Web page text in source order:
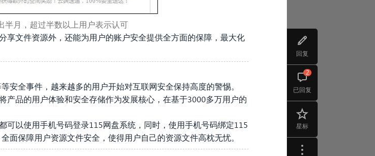
回复
已回复
2
星标
半月，超过半数以上用户表示认可
享文件资源外，还能为用户的账户安全提供全方面的保障，最大化
安全事件，越来越多的用户开始对互联网安全保持高度的警惕。
产品的用户体验和安全存储作为发展核心，在基于3000多万用户的
可以使用手机号码登录115网盘系统，同时，使用手机号码绑定115
面保障用户资源文件安全，使得用户自己的资源文件高枕无忧。